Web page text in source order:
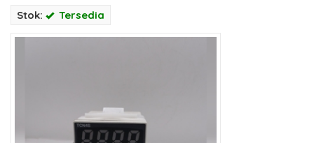
Stok: Tersedia